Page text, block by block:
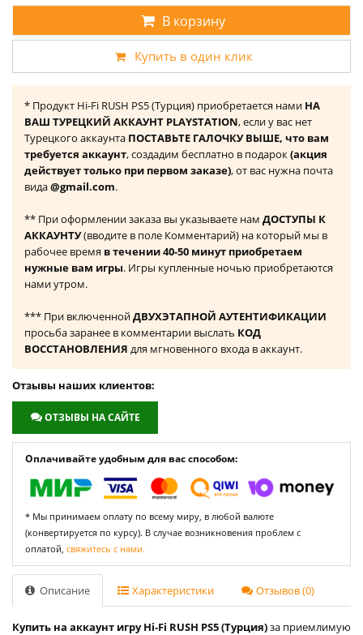
В корзину
Купить в один клик
* Продукт Hi-Fi RUSH PS5 (Турция) приобретается нами НА
ВАШ ТУРЕЦКИЙ АККАУНТ PLAYSTATION, если у вас нет
Турецкого аккаунта ПОСТАВЬТЕ ГАЛОЧКУ ВЫШЕ, что вам
требуется аккаунт, создадим бесплатно в подарок(акция
действует только при первом заказе), от вас нужна почта
вида@gmail.com.
** При оформлении заказа вы указываете нам ДОСТУПЫ К
АККАУНТУ(вводите в поле Комментарий) на который мы в
рабочее время в течении 40-50 минут приобретаем
нужные вам игры. Игры купленные ночью приобретаются
нами утром.
*** При включеннойДВУХЭТАПНОЙ АУТЕНТИФИКАЦИИ
просьба заранее в комментарии выслать КОД
ВОССТАНОВЛЕНИЯ для мгновенного входа в аккаунт.
Отзывы наших клиентов:
ОТЗЫВЫ НА САЙТЕ
Оплачивайте удобным для вас способом:
* Мы принимаем оплату по всему миру, в любой валюте
(конвертируется по курсу). В случае возникновения проблем с
оплатой, свяжитесь с нами.
Описание Характеристики Отзывов (0)
Купить на аккаунт игру Hi-Fi RUSH PS5 (Турция)за приемлимую